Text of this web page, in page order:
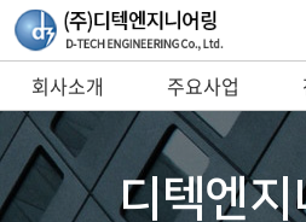
회사소개 주요사업
예
디텍엔지